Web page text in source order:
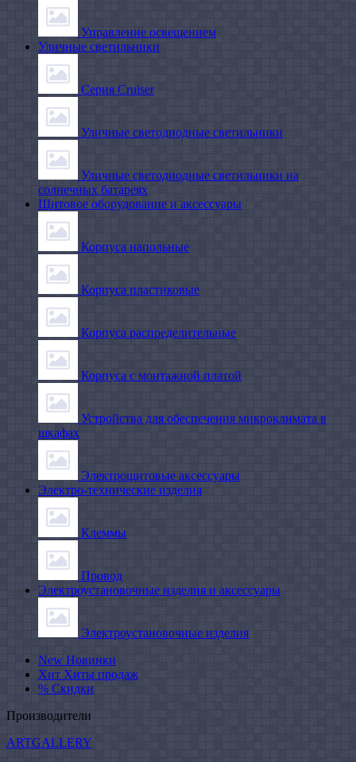
Управление освещением
Уличные светильники
Серия Cruiser
Уличные светодиодные светильники
Уличные светодиодные светильники на
солнечных батареях
Щитовое оборудование и аксессуары
Корпуса напольные
Корпуса пластиковые
Корпуса распределительные
Корпуса с монтажной платой
Устройства для обеспечения микроклимата в
шкафах
Электрощитовые аксессуары
Электро-технические изделия
Клеммы
Провод
Электроустановочные изделия и аксессуары
Электроустановочные изделия
New Новинки
Хит Хиты продаж
% Скидки
Производители
ARTGALLERY